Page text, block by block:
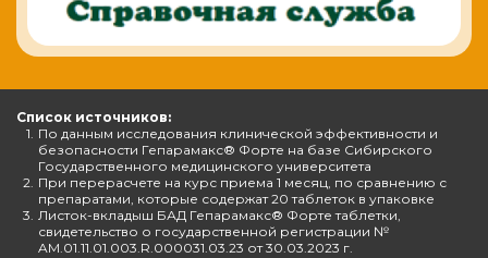
Список источников:
1. По данным исследования клинической эффективности и
безопасности Гепарамакс® Форте на базе Сибирского
Государственного медицинского университета
2. При перерасчете на курс приема 1 месяц, по сравнению с
препаратами, которые содержат 20 таблеток в упаковке
3. Листок-вкладыш БАД Гепарамакс® Форте таблетки,
свидетельство о государственной регистрации №
AM.01.11.01.003.R.000031.03.23 от 30.03.2023 г.